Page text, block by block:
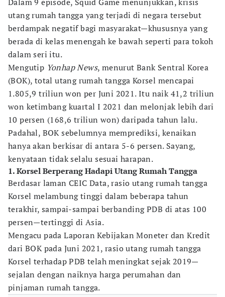
utang rumah tangga yang terjadi di negara tersebut
berdampak negatif bagi masyarakat—khususnya yang
berada di kelas menengah ke bawah seperti para tokoh
dalam seri itu.
Mengutip Yonhap News, menurut Bank Sentral Korea
(BOK), total utang rumah tangga Korsel mencapai
1.805,9 triliun won per Juni 2021. Itu naik 41,2 triliun
won ketimbang kuartal I 2021 dan melonjak lebih dari
10 persen (168,6 triliun won) daripada tahun lalu.
Padahal, BOK sebelumnya memprediksi, kenaikan
hanya akan berkisar di antara 5-6 persen. Sayang,
kenyataan tidak selalu sesuai harapan.
1. Korsel Berperang Hadapi Utang Rumah Tangga
Berdasar laman CEIC Data, rasio utang rumah tangga
Korsel melambung tinggi dalam beberapa tahun
terakhir, sampai-sampai berbanding PDB di atas 100
persen—tertinggi di Asia.
Mengacu pada Laporan Kebijakan Moneter dan Kredit
dari BOK pada Juni 2021, rasio utang rumah tangga
Korsel terhadap PDB telah meningkat sejak 2019—
sejalan dengan naiknya harga perumahan dan
pinjaman rumah tangga.